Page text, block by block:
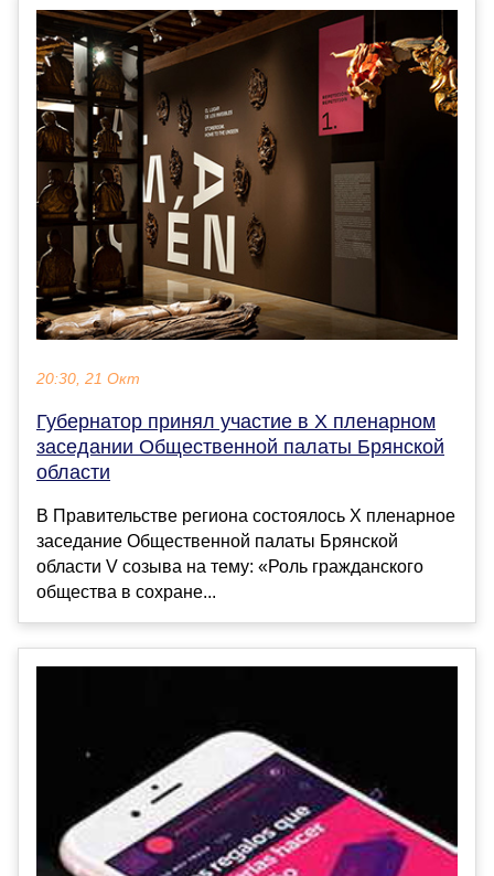
20:30, 21 Окт
Губернатор принял участие в X пленарном
заседании Общественной палаты Брянской
области
В Правительстве региона состоялось X пленарное
заседание Общественной палаты Брянской
области V созыва на тему: «Роль гражданского
общества в сохране...